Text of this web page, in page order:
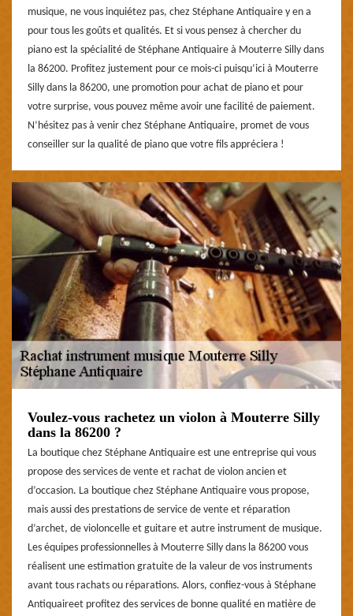
musique, ne vous inquiétez pas, chez Stéphane Antiquaire y en a
pour tous les goûts et qualités. Et si vous pensez à chercher du
piano est la spécialité de Stéphane Antiquaire à Mouterre Silly dans
la 86200. Profitez justement pour ce mois-ci puisqu’ici à Mouterre
Silly dans la 86200, une promotion pour achat de piano et pour
votre surprise, vous pouvez même avoir une facilité de paiement.
N’hésitez pas à venir chez Stéphane Antiquaire, promet de vous
conseiller sur la qualité de piano que votre fils appréciera !
Voulez-vous rachetez un violon à Mouterre Silly
dans la 86200 ?
La boutique chez Stéphane Antiquaire est une entreprise qui vous
propose des services de vente et rachat de violon ancien et
d’occasion. La boutique chez Stéphane Antiquaire vous propose,
mais aussi des prestations de service de vente et réparation
d’archet, de violoncelle et guitare et autre instrument de musique.
Les équipes professionnelles à Mouterre Silly dans la 86200 vous
réalisent une estimation gratuite de la valeur de vos instruments
avant tous rachats ou réparations. Alors, confiez-vous à Stéphane
Antiquaireet profitez des services de bonne qualité en matière de